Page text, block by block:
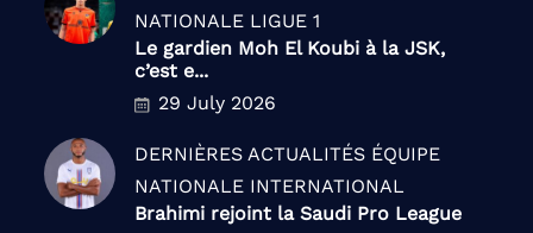
NATIONALE LIGUE 1
Le gardien Moh El Koubi à la JSK,
c’est e...
29 July 2026
DERNIÈRES ACTUALITÉS ÉQUIPE
NATIONALE INTERNATIONAL
Brahimi rejoint la Saudi Pro League